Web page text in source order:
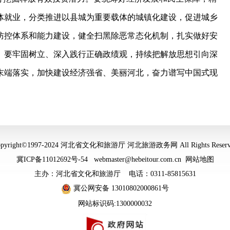
业，分类推进以县城为重要载体的城镇化建设，促进城乡
体系和能力建设，健全扫黑除恶常态化机制，扎实做好安
牢固树立、深入践行正确政绩观，持续把解放思想引向深
落实，加快建设经济强省、美丽河北，奋力谱写中国式现
2024 河北省文化和旅游厅 河北旅游政务网 All Rights
冀ICP备11012692号-54webmaster@hebeitour.com.cn
网站地图
主办：河北省文化和旅游厅 电话：0311-85815631
冀公网安备 13010802000861号
网站标识码:1300000032